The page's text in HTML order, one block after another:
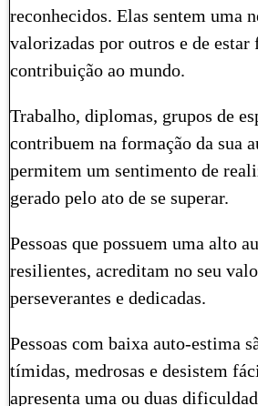
reconhecidos. Elas sentem uma
valorizadas por outros e de estar
contribuição ao mundo.
Trabalho, diplomas, grupos de
contribuem na formação da sua
permitem um sentimento de
gerado pelo ato de se superar.
Pessoas que possuem uma alto
resilientes, acreditam no seu
perseverantes e dedicadas.
Pessoas com baixa auto-estima
tímidas, medrosas e desistem
apresenta uma ou duas